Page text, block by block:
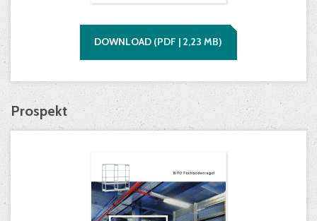
DOWNLOAD (PDF | 2,23 MB)
Prospekt